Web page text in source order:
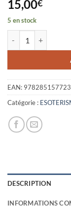
15,00€
5 en stock
EAN:
Catégorie :
DESCRIPTION
INFORMATIONS